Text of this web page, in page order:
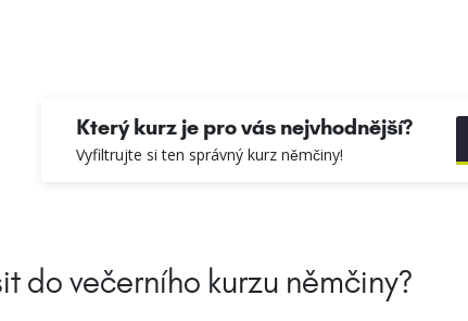
Který kurz je pro vás nejvhodnější?
Vyfiltrujte si ten správný kurz němčiny!
do večerního kurzu němčiny?